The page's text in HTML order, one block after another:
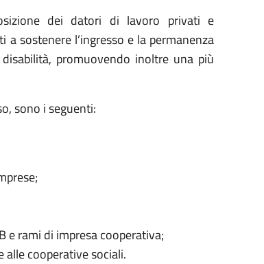
dei datori di lavoro privati e
sostenere l’ingresso e la permanenza
promuovendo inoltre una più
sono i seguenti:
e rami di impresa cooperativa;
alle cooperative sociali.